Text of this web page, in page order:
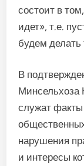
состоит в
идет», т.е.
будем делать
В
Минсельхоза
служат
нарушения
и интересы